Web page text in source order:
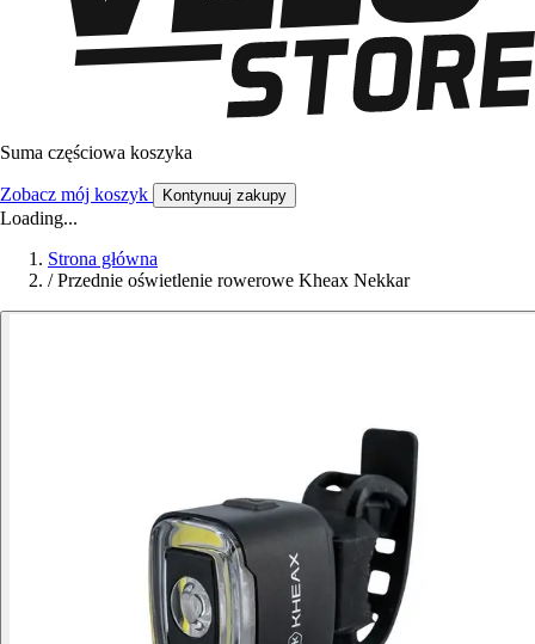
Suma częściowa koszyka
Zobacz mój koszyk Kontynuuj zakupy
Loading...
Strona główna
/ Przednie oświetlenie rowerowe Kheax Nekkar